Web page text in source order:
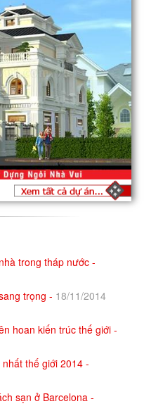
trong tháp nước -
trọng - 18/11/2014
hoan kiến trúc thế giới -
thế giới 2014 -
sạn ở Barcelona -